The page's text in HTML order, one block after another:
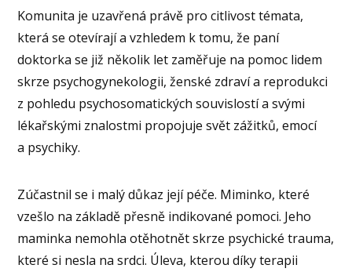
Komunita je uzavřená právě pro citlivost témata,
která se otevírají a vzhledem k tomu, že paní
doktorka se již několik let zaměřuje na pomoc lidem
skrze psychogynekologii, ženské zdraví a reprodukci
z pohledu psychosomatických souvislostí a svými
lékařskými znalostmi propojuje svět zážitků, emocí
a psychiky.
Zúčastnil se i malý důkaz její péče. Miminko, které
vzešlo na základě přesně indikované pomoci. Jeho
maminka nemohla otěhotnět skrze psychické trauma,
které si nesla na srdci. Úleva, kterou díky terapii